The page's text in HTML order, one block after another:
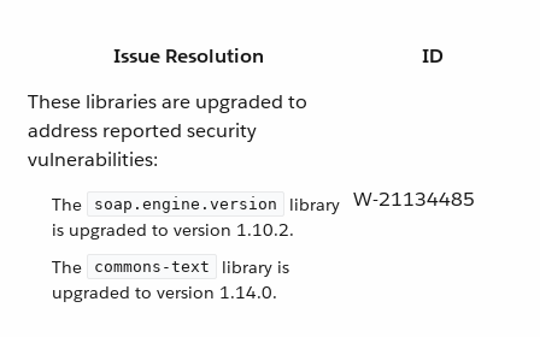
Issue Resolution
ID
These libraries are upgraded to
address reported security
vulnerabilities:
The soap.engine.version
library
is upgraded to version 1.10.2.
The
commons-text
library is
upgraded to version 1.14.0.
W-21134485